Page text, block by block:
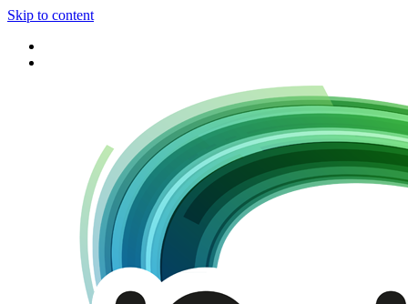
Skip to content